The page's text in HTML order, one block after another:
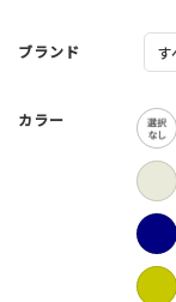
ブランド
カラー